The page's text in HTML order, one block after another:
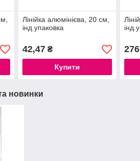
Лінійка алюмінієва, 20 см,
інд.упаковка
42,47₴
Купити
новинки